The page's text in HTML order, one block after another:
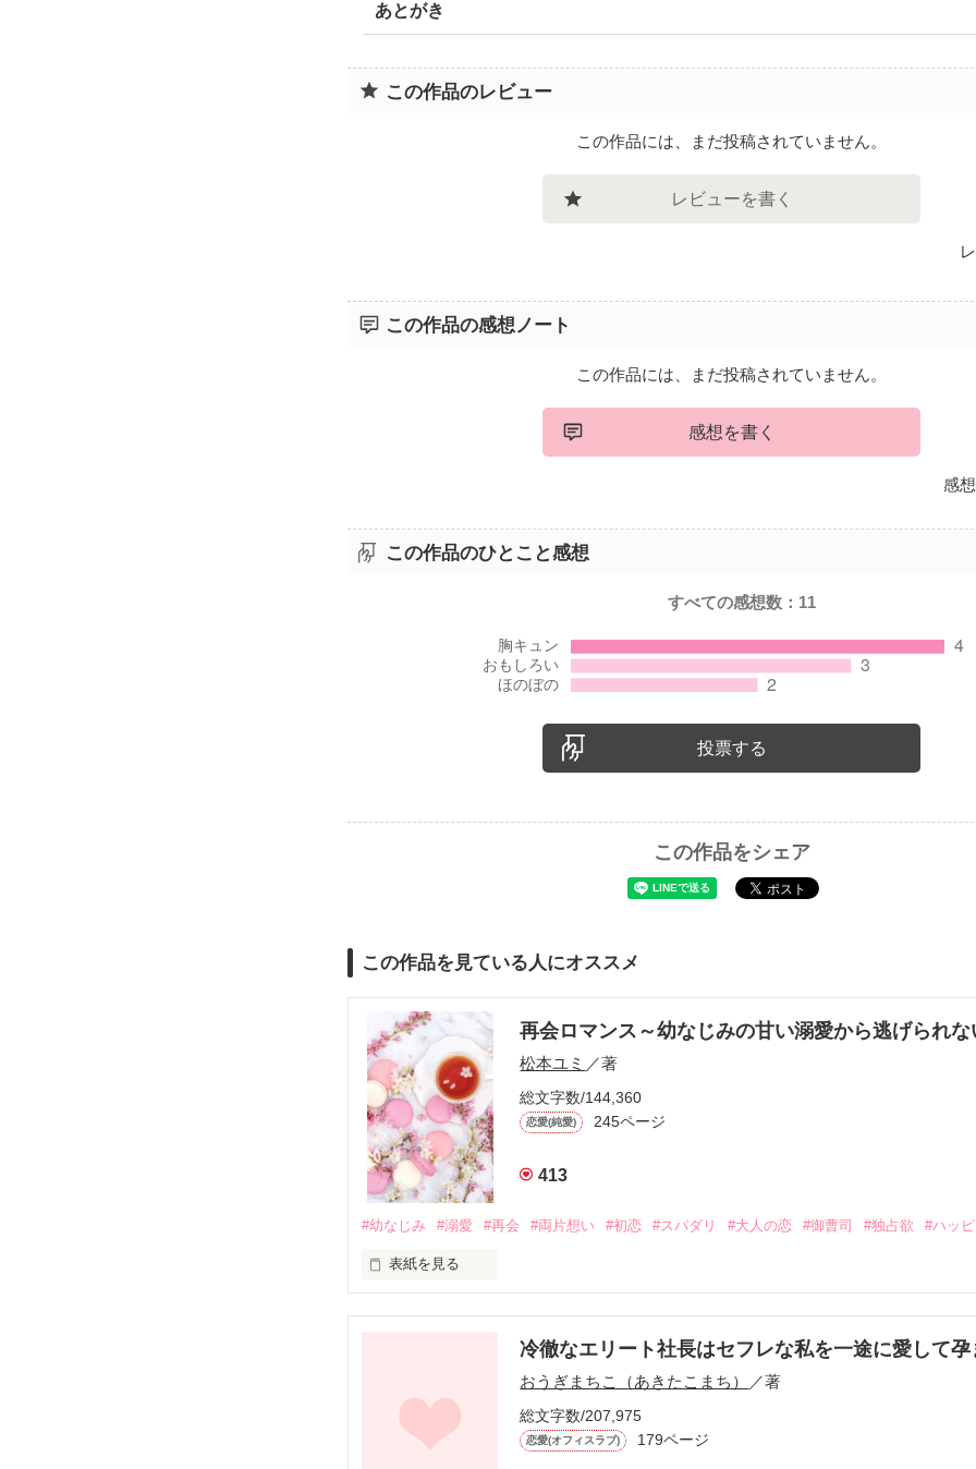
あとがき
この作品のレビュー
この作品には、まだ投稿されていません。
レビューを書く
この作品の感想ノート
この作品には、まだ投稿されていません。
感想を書く
感
この作品のひとこと感想
すべての感想数： 11
投票する
この作品をシェア
この作品を見ている人にオススメ
再会ロマンス～幼なじみの甘い溺愛から逃げられな
松本ユミ ／著
総文字数/144,360
恋愛(純愛) 245ページ
413
#幼なじみ #溺愛 #再会 #両片想い #初恋 #スパダリ #大人の恋 #御曹司 #独占欲 #ハッ
表紙を見る
しかし、ある出来事をきっかけに二人の関係は壊れてしまう。
関係修復もできないまま、美桜は両親の離婚によって
引っ越すことになり、哲平とも離れ離れになった。
冷徹なエリート社長はセフレな私を一途に愛して孕
おうぎまちこ（あきたこまち） ／著
総文字数/207,975
恋愛(オフィスラブ) 179ページ